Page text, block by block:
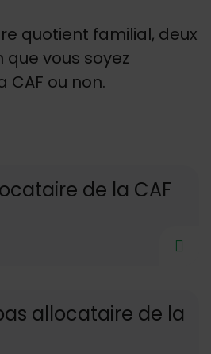
quotient familial, deux
vous soyez
ou non.
de la CAF
allocataire de la